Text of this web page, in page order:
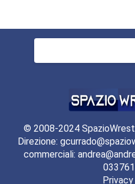
© 2008-2024
Direzione:
commerciali: